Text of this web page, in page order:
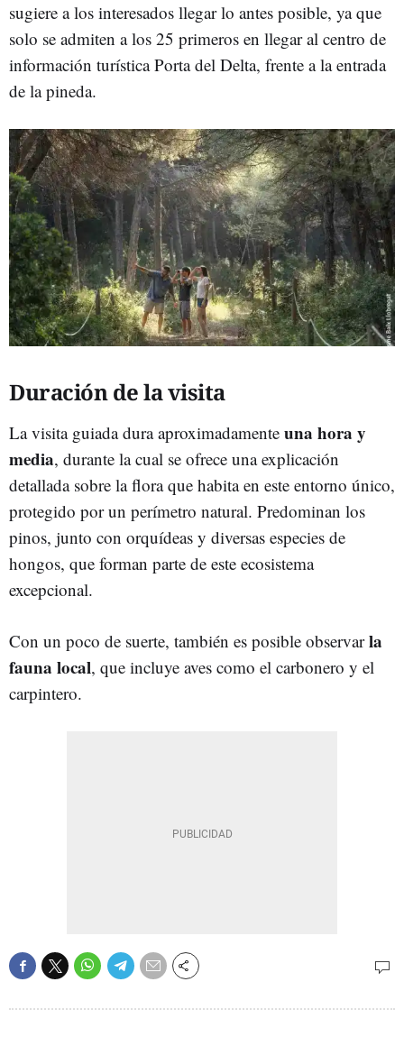
sugiere a los interesados llegar lo antes posible, ya que
solo se admiten a los 25 primeros en llegar al centro de
información turística Porta del Delta, frente a la entrada
de la pineda.
Duración de la visita
La visita guiada dura aproximadamente una hora y
media, durante la cual se ofrece una explicación
detallada sobre la flora que habita en este entorno único,
protegido por un perímetro natural. Predominan los
pinos, junto con orquídeas y diversas especies de
hongos, que forman parte de este ecosistema
excepcional.
Con un poco de suerte, también es posible observarla
fauna local, que incluye aves como el carbonero y el
carpintero.